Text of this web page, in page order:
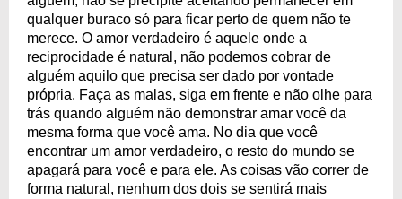
qualquer buraco só para ficar perto de quem não te
merece. O amor verdadeiro é aquele onde a
reciprocidade é natural, não podemos cobrar de
alguém aquilo que precisa ser dado por vontade
própria. Faça as malas, siga em frente e não olhe para
trás quando alguém não demonstrar amar você da
mesma forma que você ama. No dia que você
encontrar um amor verdadeiro, o resto do mundo se
apagará para você e para ele. As coisas vão correr de
forma natural, nenhum dos dois se sentirá mais